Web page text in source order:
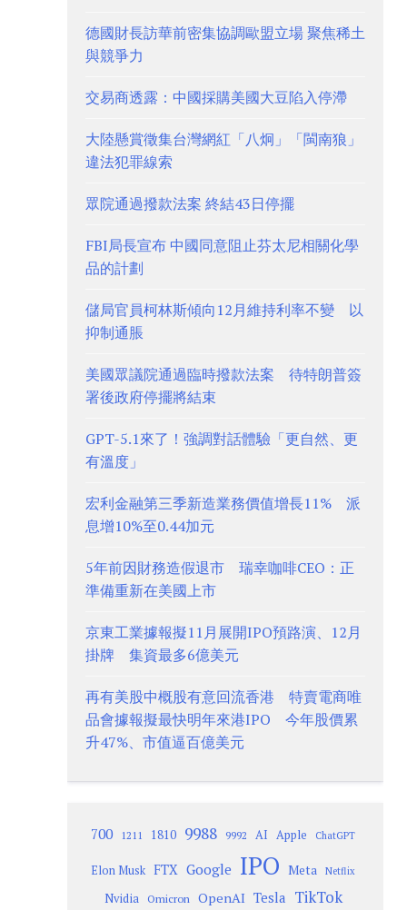
德國財長訪華前密集協調歐盟立場 聚焦稀土
與競爭力
交易商透露：中國採購美國大豆陷入停滯
大陸懸賞徵集台灣網紅「八炯」「閩南狼」
違法犯罪線索
眾院通過撥款法案 終結43日停擺
FBI局長宣布 中國同意阻止芬太尼相關化學
品的計劃
儲局官員柯林斯傾向12月維持利率不變 以
抑制通脹
美國眾議院通過臨時撥款法案 待特朗普簽
署後政府停擺將結束
GPT-5.1來了！強調對話體驗「更自然、更
有溫度」
宏利金融第三季新造業務價值增長11% 派
息增10%至0.44加元
5年前因財務造假退市 瑞幸咖啡CEO：正
準備重新在美國上市
京東工業據報擬11月展開IPO預路演、12月
掛牌 集資最多6億美元
再有美股中概股有意回流香港 特賣電商唯
品會據報擬最快明年來港IPO 今年股價累
升47%、市值逼百億美元
700 1211 1810 9988 9992 AI Apple ChatGPT
Elon Musk FTX Google IPO Meta Netflix
Nvidia Omicron OpenAI Tesla TikTok